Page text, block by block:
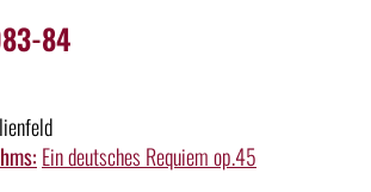
84
Ein deutsches Requiem op.45